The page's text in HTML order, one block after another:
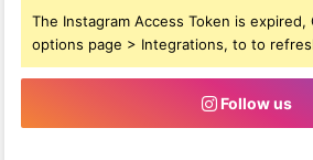
The Instagram Access Token is
options page > Integrations, to to
Follow us